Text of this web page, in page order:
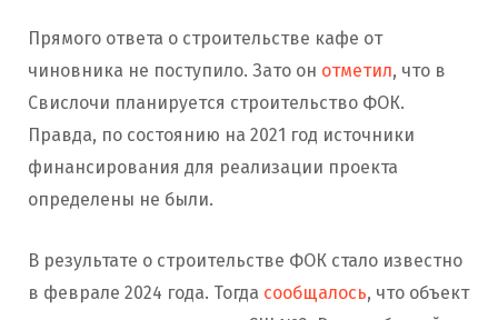
Прямого ответа о строительстве кафе от
чиновника не поступило. Зато он отметил, что в
Свислочи планируется строительство ФОК.
Правда, по состоянию на 2021 год источники
финансирования для реализации проекта
определены не были.
В результате о строительстве ФОК стало известно
в феврале 2024 года. Тогда сообщалось, что объект